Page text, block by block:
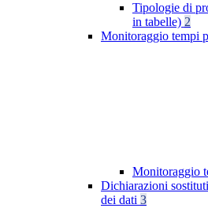
Tipologie di
in tabelle) 2
Monitoraggio tempi
Monitoraggio
Dichiarazioni
dei dati 3